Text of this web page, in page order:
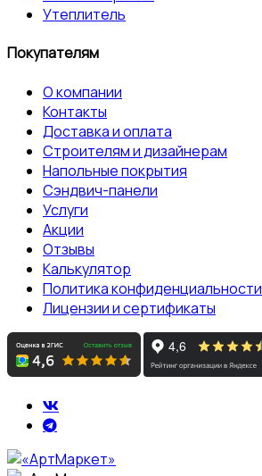
Утеплитель
Покупателям
О компании
Контакты
Доставка и оплата
Строителям и дизайнерам
Напольные покрытия
Сэндвич-панели
Услуги
Акции
Отзывы
Калькулятор
Политика конфиденциальности
Лицензии и сертификаты